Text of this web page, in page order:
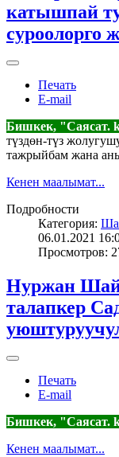
катышпай
суроолорго
Печать
E-mail
Бишкек, "Саясат.
түздөн-түз
тажрыйбам жана
Кенен маалымат...
Подробности
Категория:
06.01.2021
Просмотров:
Нуржан
талапкер
Печать
E-mail
Бишкек, "Саясат.
Кенен маалымат...